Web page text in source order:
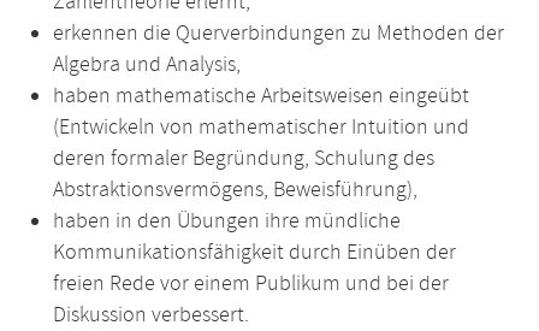
erkennen die Querverbindungen zu Methoden der
Algebra und Analysis,
haben mathematische Arbeitsweisen eingeübt
(Entwickeln von mathematischer Intuition und
deren formaler Begründung, Schulung des
Abstraktionsvermögens, Beweisführung),
haben in den Übungen ihre mündliche
Kommunikationsfähigkeit durch Einüben der
freien Rede vor einem Publikum und bei der
Diskussion verbessert.